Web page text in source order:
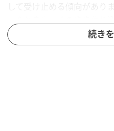
して受け止める傾向があり
のか」と静かに振り返るで
を次の行動に活かすため、
続き